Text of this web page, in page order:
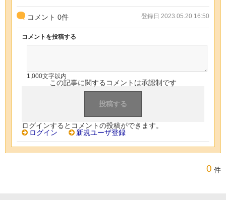
コメント 0件 登録日 2023.05.20 16:50
コメントを投稿する
1,000文字以内
この記事に関するコメントは承認制です
ログインするとコメントの投稿ができます。
ログイン
新規ユーザ登録
0 件